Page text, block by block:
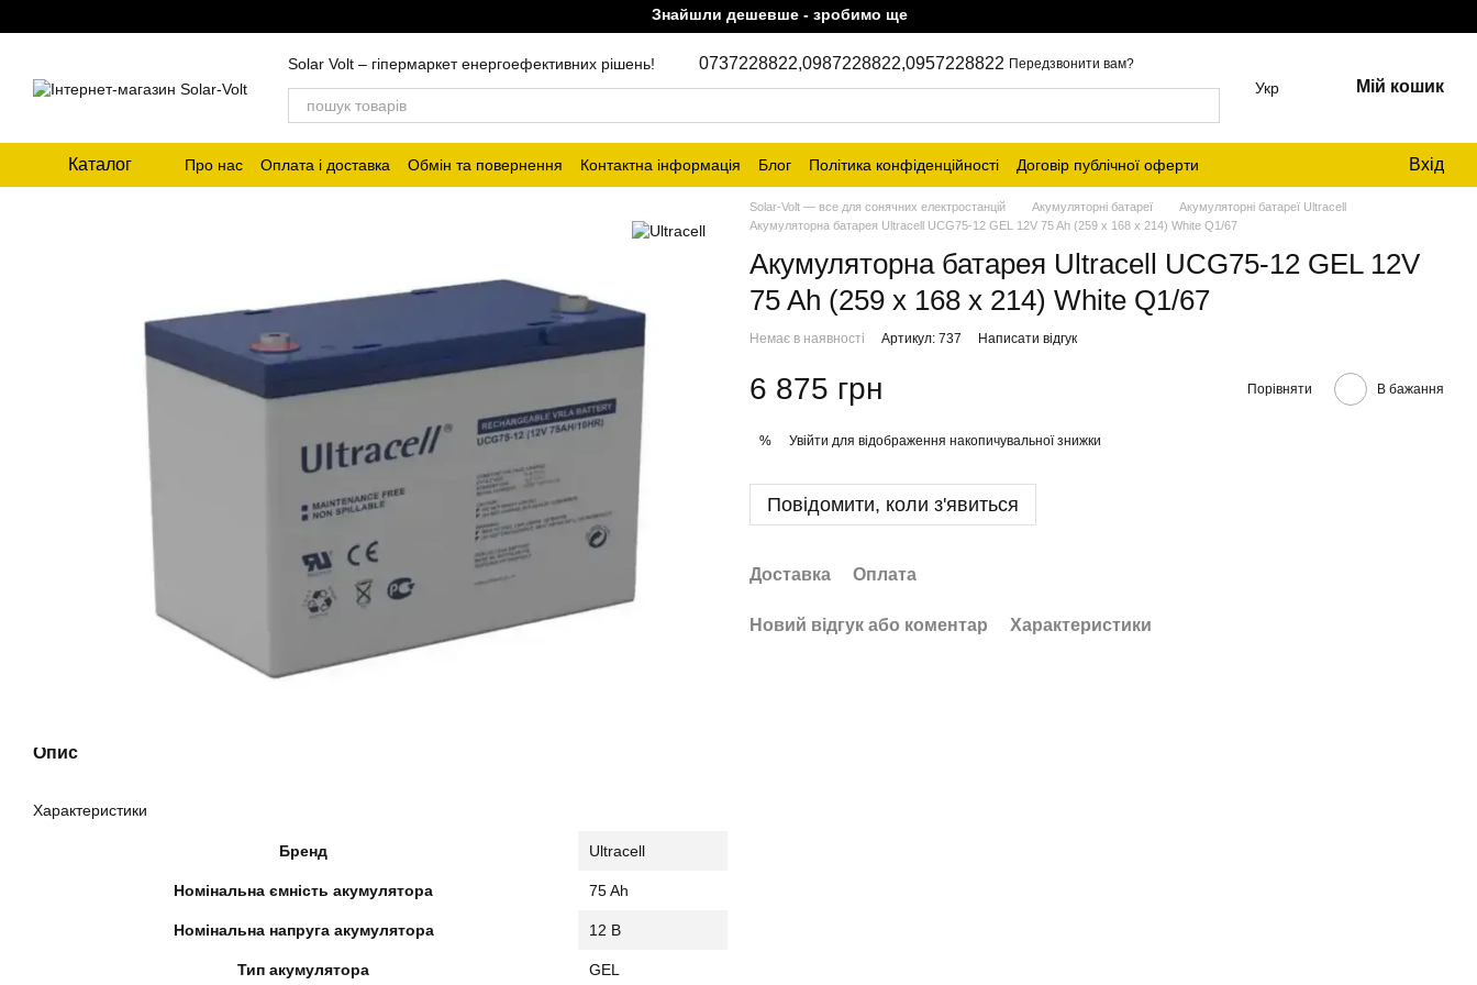
Знайшли дешевше - зробимо ще дешевше!
Solar Volt – гіпермаркет енергоефективних рішень! 0737228822,0987228822,0957228822 Передзвонити вам?
Укр Мій кошик
Каталог Про нас Оплата і доставка Обмін та повернення Контактна інформація Блог Політика конфіденційності Договір публічної оферти Вхід
Опис
Характеристики
Бренд Ultracell
Номінальна ємність акумулятора 75 Ah
Номінальна напруга акумулятора 12 В
Тип акумулятора GEL
Solar-Volt — все для сонячних електростанцій Акумуляторні батареї
Акумуляторні батареї Ultracell
Акумуляторна батарея Ultracell UCG75-12 GEL 12V 75 Ah (259 x 168 x 214) White Q1/67
Акумуляторна батарея Ultracell UCG75-12 GEL 12V
75 Ah (259 x 168 x 214) White Q1/67
Немає в наявності Артикул: 737 Написати відгук
6 875 грн Порівняти В бажання
% Увійти для відображення накопичувальної знижки
Повідомити, коли з'явиться
Доставка Оплата
Новий відгук або коментар Характеристики